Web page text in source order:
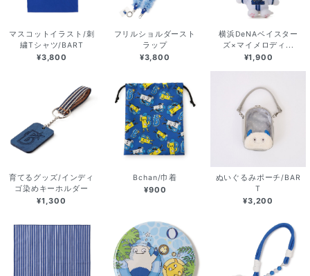
マスコットイラスト/刺
繍Tシャツ/BART
¥3,800
フリルショルダースト
ラップ
¥3,800
横浜DeNAベイスター
ズ×マイメロディ...
¥1,900
育てるグッズ/インディ
ゴ染めキーホルダー
¥1,300
Bchan/巾着
¥900
ぬいぐるみポーチ/BAR
T
¥3,200